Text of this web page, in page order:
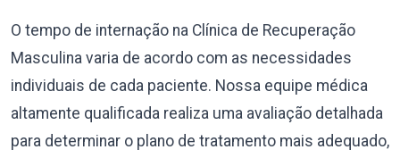
O tempo de internação na Clínica de Recuperação
Masculina varia de acordo com as necessidades
individuais de cada paciente. Nossa equipe médica
altamente qualificada realiza uma avaliação detalhada
para determinar o plano de tratamento mais adequado,